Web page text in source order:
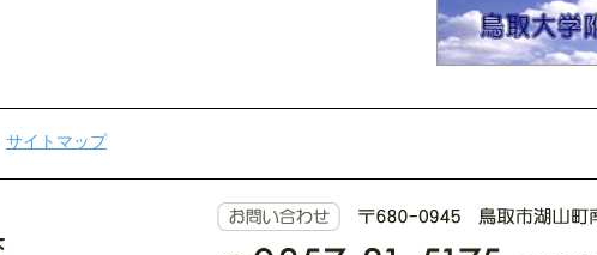
サイトマップ